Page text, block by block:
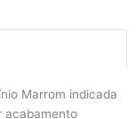
Marrom indicada
acabamento